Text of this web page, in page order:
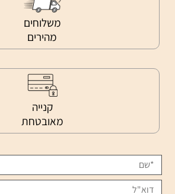
משלוחים
מהירים
קנייה
מאובטחת